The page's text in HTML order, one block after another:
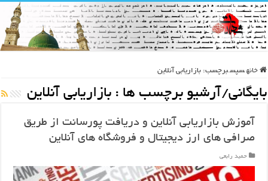
خانه سپس برچسب: بازاریابی آنلاین
بایگانی/آرشیو برچسب ها : بازاریابی آنلاین
آموزش بازاریابی آنلاین و دریافت پورسانت از طریق
صرافی های ارز دیجیتال و فروشگاه های آنلاین
حمید رابعی